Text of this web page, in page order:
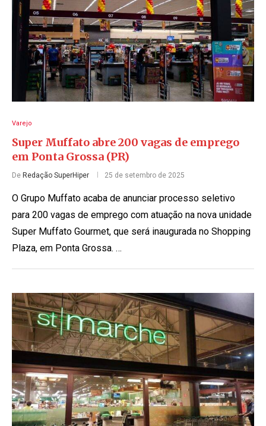
Varejo
Super Muffato abre 200 vagas de emprego
em Ponta Grossa (PR)
De Redação SuperHiper 25 de setembro de 2025
O Grupo Muffato acaba de anunciar processo seletivo
para 200 vagas de emprego com atuação na nova unidade
Super Muffato Gourmet, que será inaugurada no Shopping
Plaza, em Ponta Grossa. …